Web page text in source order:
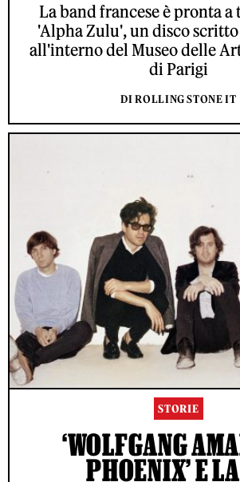
La band francese è pronta a
'Alpha Zulu', un disco
all'interno del Museo delle
di Parigi
DI ROLLING STONE IT
STORIE
‘WOLFGANG
PHOENIX’ E